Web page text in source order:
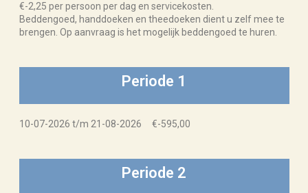
€-2,25 per persoon per dag en servicekosten.
Beddengoed, handdoeken en theedoeken dient u zelf mee te
brengen. Op aanvraag is het mogelijk beddengoed te huren.
Periode 1
10-07-2026 t/m 21-08-2026 €-595,00
Periode 2